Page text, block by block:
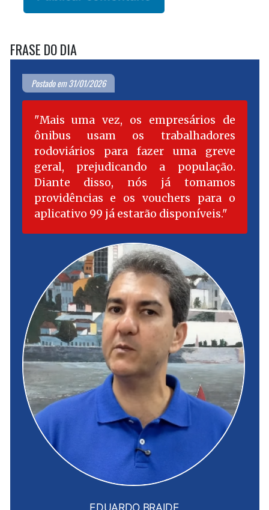
FRASE DO DIA
Postado em 31/01/2026
Mais uma vez, os empresários de
ônibus usam os trabalhadores
rodoviários para fazer uma greve
geral, prejudicando a população.
Diante disso, nós já tomamos
providências e os vouchers para o
aplicativo 99 já estarão disponíveis.
EDUARDO BRAIDE